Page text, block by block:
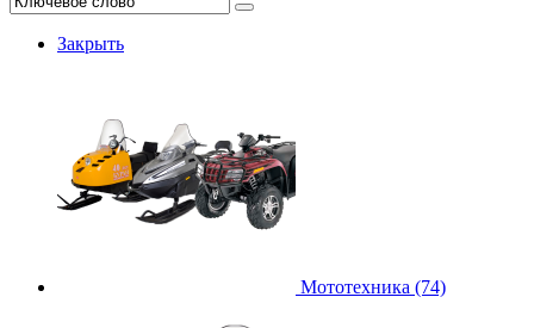
Закрыть
Мототехника (74)